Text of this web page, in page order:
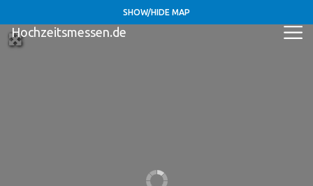
Hochzeitsmessen.de
SHOW/HIDE MAP